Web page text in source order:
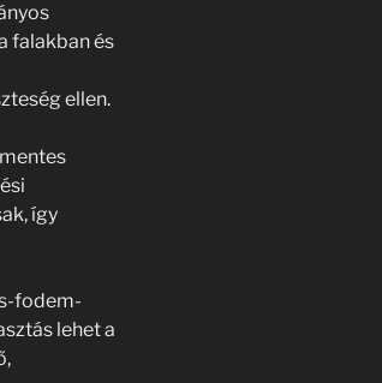
falakban és
ellen.
így
fodem-
lehet a